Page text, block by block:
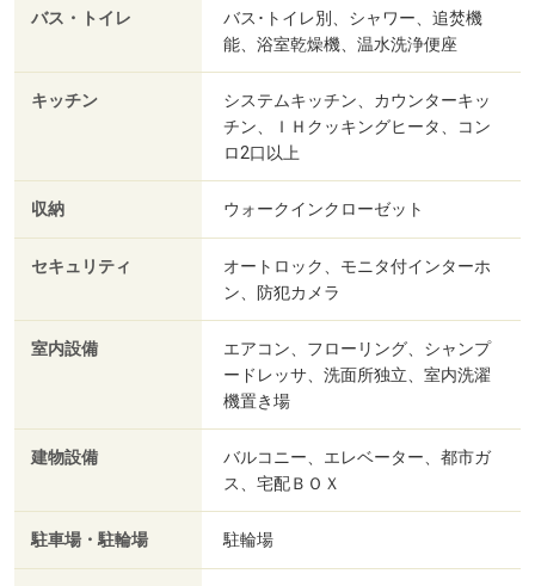
バス・トイレ
バス･トイレ別、シャワー、追焚機
能、浴室乾燥機、温水洗浄便座
キッチン
システムキッチン、カウンターキッ
チン、ＩＨクッキングヒータ、コン
ロ2口以上
収納 ウォークインクローゼット
セキュリティ
オートロック、モニタ付インターホ
ン、防犯カメラ
室内設備
エアコン、フローリング、シャンプ
ードレッサ、洗面所独立、室内洗濯
機置き場
建物設備
バルコニー、エレベーター、都市ガ
ス、宅配ＢＯＸ
駐車場・駐輪場 駐輪場